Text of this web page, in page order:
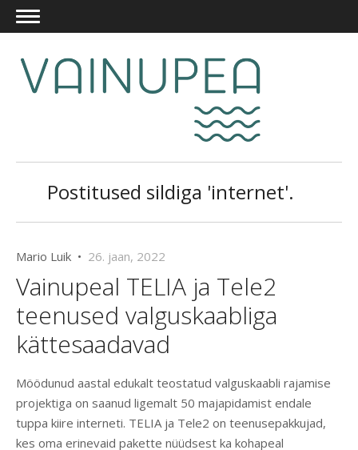
Postitused sildiga 'internet'.
Mario Luik • 26. jaan, 2022
Vainupeal TELIA ja Tele2
teenused valguskaabliga
kättesaadavad
Möödunud aastal edukalt teostatud valguskaabli rajamise
projektiga on saanud ligemalt 50 majapidamist endale
tuppa kiire interneti. TELIA ja Tele2 on teenusepakkujad,
kes oma erinevaid pakette nüüdsest ka kohapeal